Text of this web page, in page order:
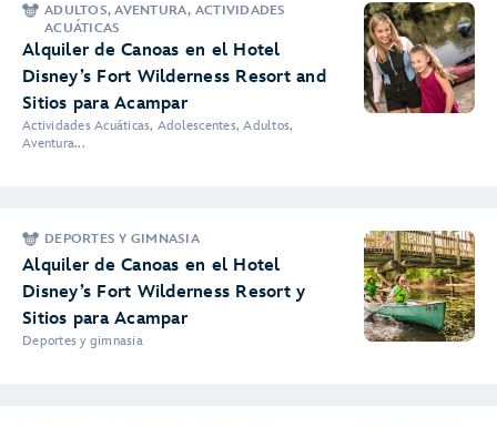
ADULTOS, AVENTURA, ACTIVIDADES
ACUÁTICAS
Alquiler de Canoas en el Hotel
Disney’s Fort Wilderness Resort and
Sitios para Acampar
Actividades Acuáticas, Adolescentes, Adultos,
Aventura...
DEPORTES Y GIMNASIA
Alquiler de Canoas en el Hotel
Disney’s Fort Wilderness Resort y
Sitios para Acampar
Deportes y gimnasia